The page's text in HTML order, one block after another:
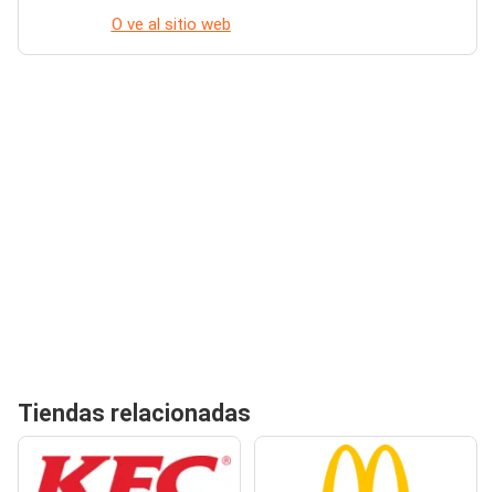
O ve al sitio web
Tiendas relacionadas